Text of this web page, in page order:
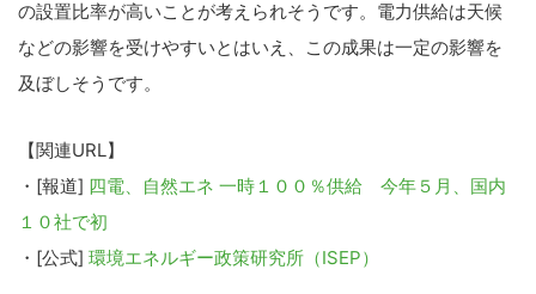
の設置比率が高いことが考えられそうです。電力供給は天候
などの影響を受けやすいとはいえ、この成果は一定の影響を
及ぼしそうです。
【関連URL】
・[報道] 四電、自然エネ 一時１００％供給 今年５月、国内
１０社で初
・[公式] 環境エネルギー政策研究所（ISEP）